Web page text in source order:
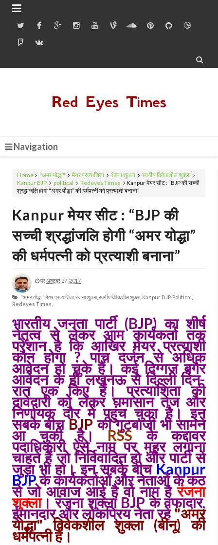


Red Eyes Times
Navigation
Home "अमर योद्धा" मेयर प्रत्याशिता रंजना शुक्ला
स्वर्गीय विवेकशील शुक्ला
Kanpur BJP
political Redeyes Times
Kanpur मेयर सीट : “BJP की सच्ची
श्रद्धांजलि होगी “अमर योद्धा” की धर्मपत्नी को प्रत्याशी बनाना”
Kanpur मेयर सीट : “BJP की
सच्ची श्रद्धांजलि होगी “अमर योद्धा”
की धर्मपत्नी को प्रत्याशी बनाना”
परअक्टूबर 27, 2017
"अमर योद्धा", मेयर प्रत्याशिता, रंजना शुक्ला, स्वर्गीय विवेकशील शुक्ला, Kanpur BJP, Political,
Redeyes Times,
भारतीय जनता पार्टी (BJP) का शीर्ष
नेतृत्व से लेकर आम कार्यकर्ता तक
परेशान है कि आखिर मेयर प्रत्याशी
कौन होगा ? पांच दर्जन से अधिक
आवेदन हो चुके हैं। कई दिग्गज बगैर
आवेदन के ही लखनऊ से दिल्ली दिन-
रात एक किए हैं। प्रत्याशिता की
दावेदारी को लेकर घमासान तेज और
निर्णायक दौर में पहुंच चुका है। इन
सबके बीचBJPकी गुटबाजी भी सामने
आ चुकी है। RSS के कद्दावर
पदाधिकारी ऐसे नाम पर मुहर लगाना
चाहते हैं जो निर्विवादित हो और पार्टी से
जुड़ा भी हो। इन सबके बीचKanpur
BJPके कार्यकर्ताओं और नेताओं के कंठ
से जो आवाज आई है वो नाम हैरंजना
शुक्ला। रंजना शुक्ला BJP के वफादार,
ईमानदार और लोकप्रिय नेता रहे"अमर
योद्धा" विवेकशील शुक्ला (बीनू) की
धर्मपत्नी हैं।